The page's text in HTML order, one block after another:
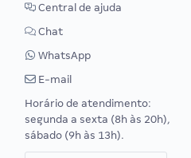
Central de ajuda
Chat
WhatsApp
E-mail
Horário de atendimento:
segunda a sexta (8h às 20h),
sábado (9h às 13h).